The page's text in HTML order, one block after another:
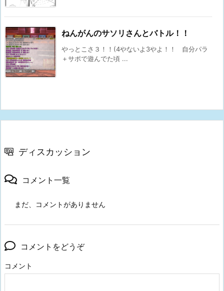
ねんがんのサソリさんとバトル！！
やっとこさ３！！(4やないよ3やよ！！ 自分パラ
＋サポで遊んでた頃 ...
ディスカッション
コメント一覧
まだ、コメントがありません
コメントをどうぞ
コメント